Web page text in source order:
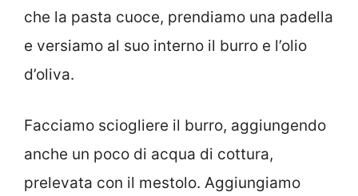
che la pasta cuoce, prendiamo una padella
e versiamo al suo interno il burro e l’olio
d’oliva.
Facciamo sciogliere il burro, aggiungendo
anche un poco di acqua di cottura,
prelevata con il mestolo. Aggiungiamo